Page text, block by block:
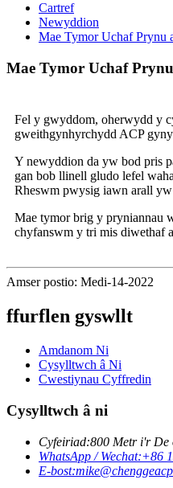
Cartref
Newyddion
Mae Tymor Uchaf Prynu
Mae Tymor Uchaf
Fel y gwyddom, oherwydd y
gweithgynhyrchydd ACP
Y newyddion da yw bod pris
gan bob llinell gludo lefel
Rheswm pwysig iawn arall
Mae tymor brig y pryniannau
chyfanswm y tri mis diwethaf
Amser postio: Medi-14-2022
ffurflen gyswllt
Amdanom Ni
Cysylltwch â Ni
Cwestiynau Cyffredin
Cysylltwch â ni
Cyfeiriad:800 Metr i'r De
WhatsApp / Wechat:+86
E-bost: